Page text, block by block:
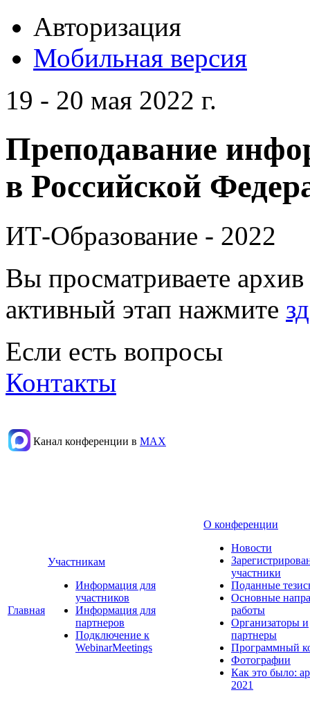
Авторизация
Мобильная версия
19 - 20 мая 2022 г.
Преподавание
в Российской
ИТ-Образование - 2022
Вы просматриваете
активный этап нажмите
Если есть вопросы
Контакты
Канал конференции в МАХ
Главная
Участникам
Информация для
участников
Информация для
партнеров
Подключение к
WebinarMeetings
О конференции
Новости
участники
Поданные
Основные
работы
Организаторы и
партнеры
Программный
Фотографии
Как это было:
2021